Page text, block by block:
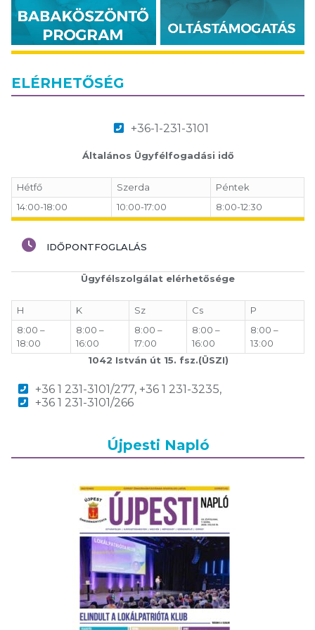
ELÉRHETŐSÉG
+36-1-231-3101
Általános Ügyfélfogadási idő
Hétfő Szerda
Péntek
14:00-18:00
10:00-17:00 8:00-12:30
IDŐPONTFOGLALÁS
Ügyfélszolgálat elérhetősége
H K Sz Cs
P
8:00 –
18:00
8:00 –
16:00
8:00 –
17:00
8:00 –
16:00
8:00 –
13:00
1042 István út 15. fsz.(ÜSZI)
+36 1 231-3101/277, +36 1 231-3235,
+36 1 231-3101/266
Újpesti Napló